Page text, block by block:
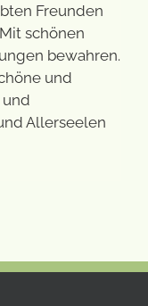
Freunden
schönen
bewahren.
und
Allerseelen